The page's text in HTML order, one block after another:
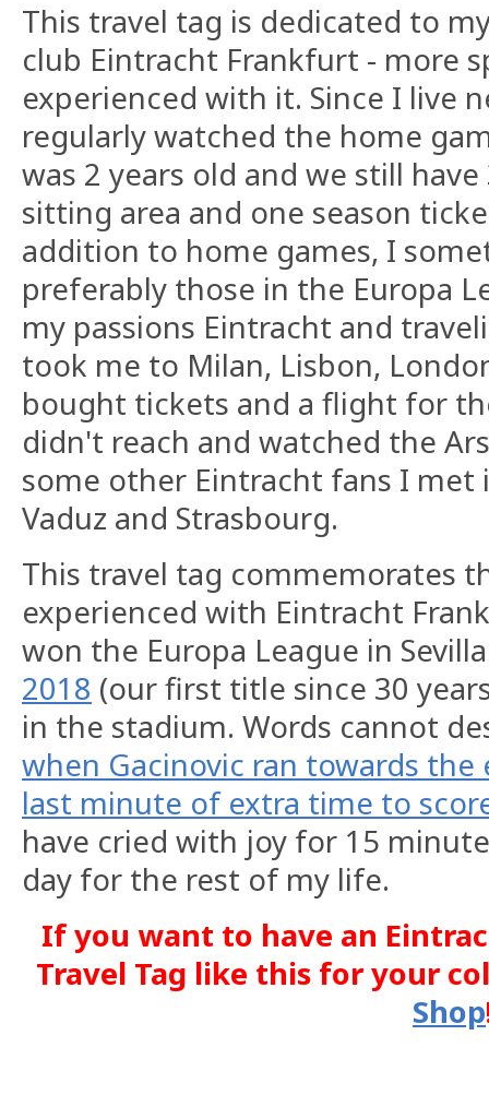
This travel tag is dedicated to
club Eintracht Frankfurt - more
experienced with it. Since I live
regularly watched the home
was 2 years old and we still
sitting area and one season
addition to home games, I
preferably those in the Europa
my passions Eintracht and
took me to Milan, Lisbon,
bought tickets and a flight for
didn't reach and watched the
some other Eintracht fans I met
Vaduz and Strasbourg.
This travel tag commemorates
experienced with Eintracht
won the Europa League in
2018 (our first title since 30
in the stadium. Words cannot
when Gacinovic ran towards
last minute of extra time to
have cried with joy for 15
day for the rest of my life.
If you want to have an
Travel Tag like this for your
Shop